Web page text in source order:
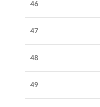
46
47
48
49